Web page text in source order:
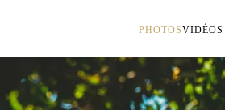
PHOTOSVIDÉOS